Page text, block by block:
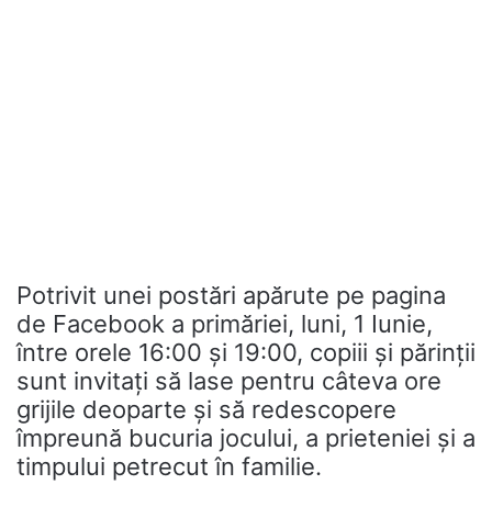
Potrivit unei postări apărute pe pagina
de Facebook a primăriei, luni, 1 Iunie,
între orele 16:00 și 19:00, copiii și părinții
sunt invitați să lase pentru câteva ore
grijile deoparte și să redescopere
împreună bucuria jocului, a prieteniei și a
timpului petrecut în familie.